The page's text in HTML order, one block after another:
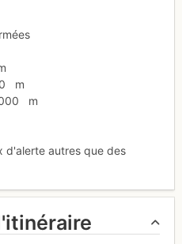
m
m
d'alerte autres que des